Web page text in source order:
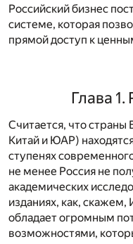
Российский бизнес
системе, которая
прямой доступ к
Глава 1.
Считается, что
Китай и ЮАР)
ступенях
не менее Россия не
академических
изданиях, как, скажем,
обладает огромным
возможностями,